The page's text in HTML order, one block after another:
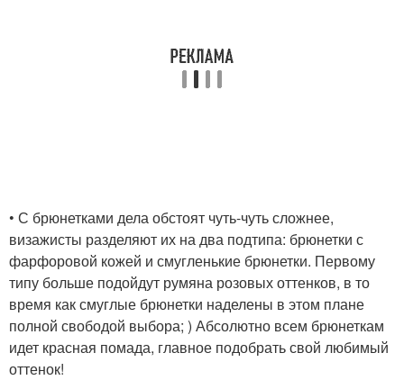
• С брюнетками дела обстоят чуть-чуть сложнее,
визажисты разделяют их на два подтипа: брюнетки с
фарфоровой кожей и смугленькие брюнетки. Первому
типу больше подойдут румяна розовых оттенков, в то
время как смуглые брюнетки наделены в этом плане
полной свободой выбора; ) Абсолютно всем брюнеткам
идет красная помада, главное подобрать свой любимый
оттенок!